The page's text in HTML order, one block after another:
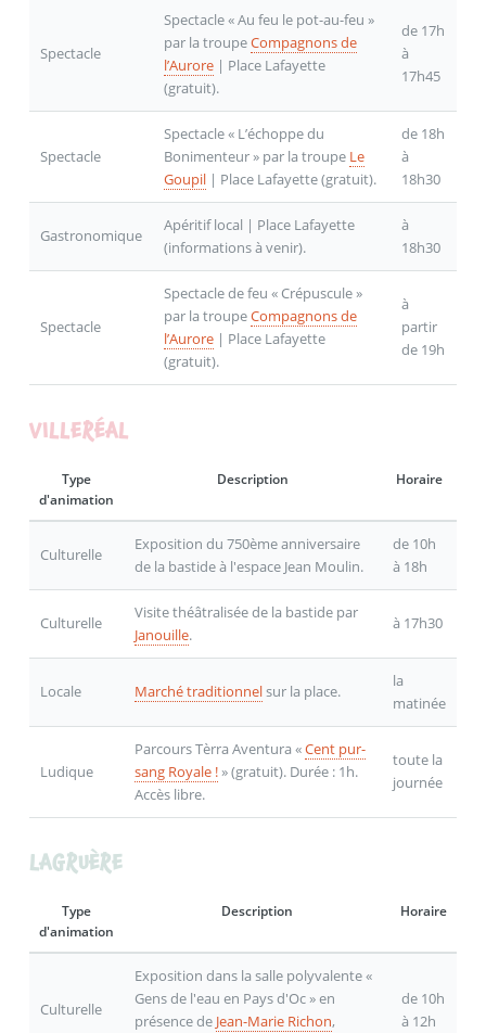
Spectacle
Spectacle « Au feu le pot-au-feu »
par la troupeCompagnons de
l’Aurore| Place Lafayette
(gratuit).
de 17h
à
17h45
Spectacle
Spectacle « L’échoppe du
Bonimenteur » par la troupe Le
Goupil| Place Lafayette (gratuit).
de 18h
à
18h30
Gastronomique
Apéritif local | Place Lafayette
(informations à venir).
à
18h30
Spectacle
Spectacle de feu « Crépuscule »
par la troupeCompagnons de
l’Aurore| Place Lafayette
(gratuit).
à
partir
de 19h
VILLERÉAL
Type
d'animation
Description Horaire
Culturelle
Exposition du 750ème anniversaire
de la bastide à l'espace Jean Moulin.
de 10h
à 18h
Culturelle
Visite théâtralisée de la bastide par
Janouille.
à 17h30
Locale Marché traditionnelsur la place.
la
matinée
Ludique
Parcours Tèrra Aventura «Cent pur-
sang Royale !» (gratuit). Durée : 1h.
Accès libre.
toute la
journée
LAGRUÈRE
Type
d'animation
Description Horaire
Culturelle
Exposition dans la salle polyvalente «
Gens de l'eau en Pays d'Oc » en
présence de Jean-Marie Richon,
de 10h
à 12h